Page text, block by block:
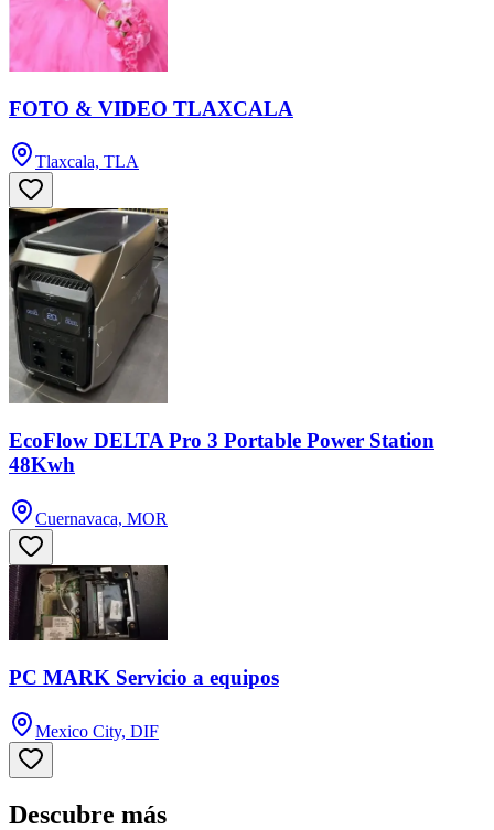
FOTO & VIDEO TLAXCALA
Tlaxcala, TLA
EcoFlow DELTA Pro 3 Portable Power Station
48Kwh
Cuernavaca, MOR
PC MARK Servicio a equipos
Mexico City, DIF
Descubre más